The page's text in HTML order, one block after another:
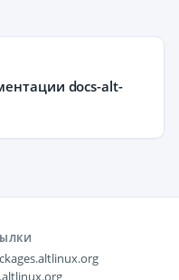
docs-alt-